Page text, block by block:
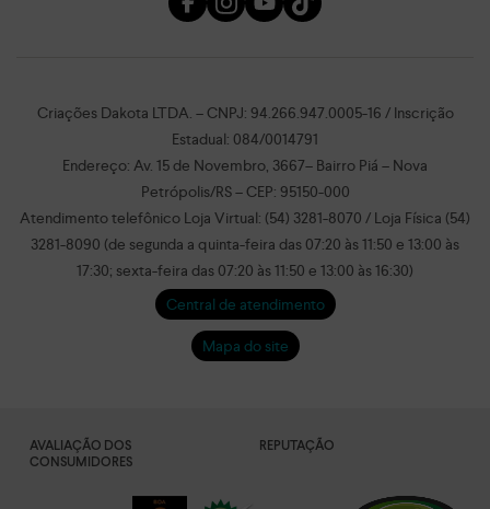
Criações Dakota LTDA. – CNPJ: 94.266.947.0005-16 / Inscrição
Estadual: 084/0014791
Endereço: Av. 15 de Novembro, 3667– Bairro Piá – Nova
Petrópolis/RS – CEP: 95150-000
Atendimento telefônico Loja Virtual: (54) 3281-8070 / Loja Física (54)
3281-8090 (de segunda a quinta-feira das 07:20 às 11:50 e 13:00 às
17:30; sexta-feira das 07:20 às 11:50 e 13:00 às 16:30)
Central de atendimento
Mapa do site
AVALIAÇÃO DOS
CONSUMIDORES
REPUTAÇÃO